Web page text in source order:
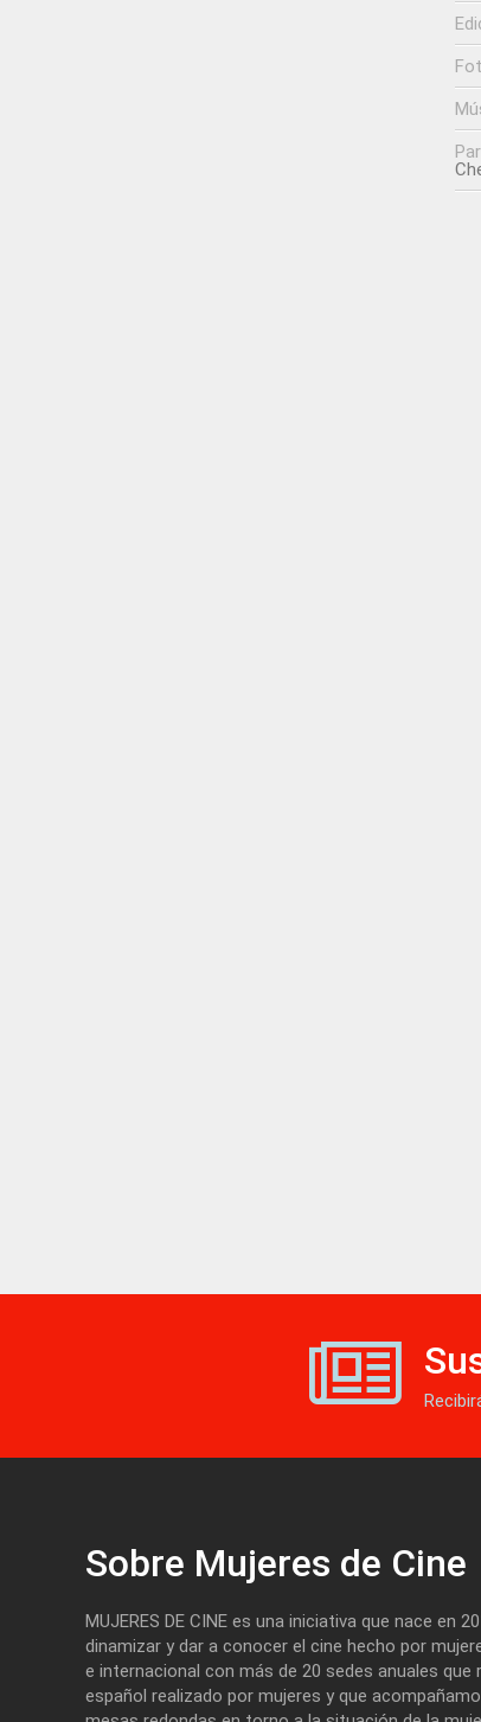
Sobre Mujeres de Cine
MUJERES DE CINE es una iniciativa que nace en
dinamizar y dar a conocer el cine hecho por
e internacional con más de 20 sedes anuales
español realizado por mujeres y que